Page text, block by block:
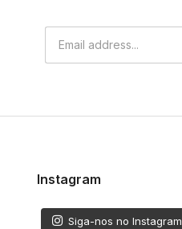
Instagram
Siga-nos no Instagram